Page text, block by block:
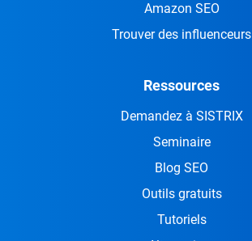
Amazon SEO
Trouver des influenceurs
Ressources
Demandez à SISTRIX
Seminaire
Blog SEO
Outils gratuits
Tutoriels